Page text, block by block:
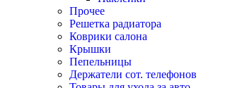
Прочее
Решетка радиатора
Коврики салона
Крышки
Пепельницы
Держатели сот. телефонов